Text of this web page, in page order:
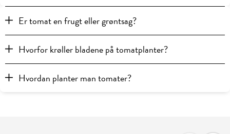
Er tomat en frugt eller grøntsag?
Hvorfor krøller bladene på tomatplanter?
Hvordan planter man tomater?